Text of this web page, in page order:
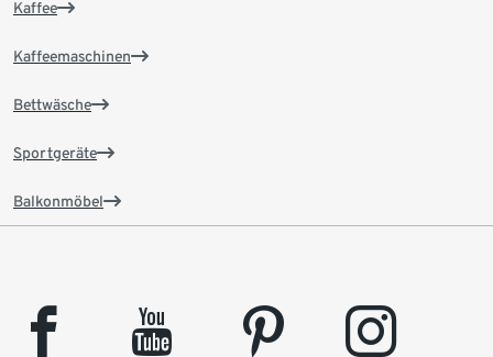
Kaffee
Kaffeemaschinen
Bettwäsche
Sportgeräte
Balkonmöbel
facebook youtube pinterest instagram